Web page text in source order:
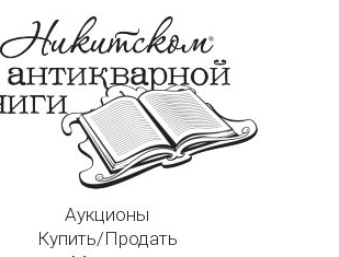
Аукционы
Купить/Продать